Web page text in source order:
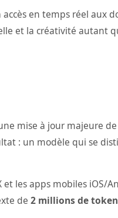
en temps réel aux
et la créativité autant
mise à jour majeure
: un modèle qui se
les apps mobiles iOS/
de 2 millions de